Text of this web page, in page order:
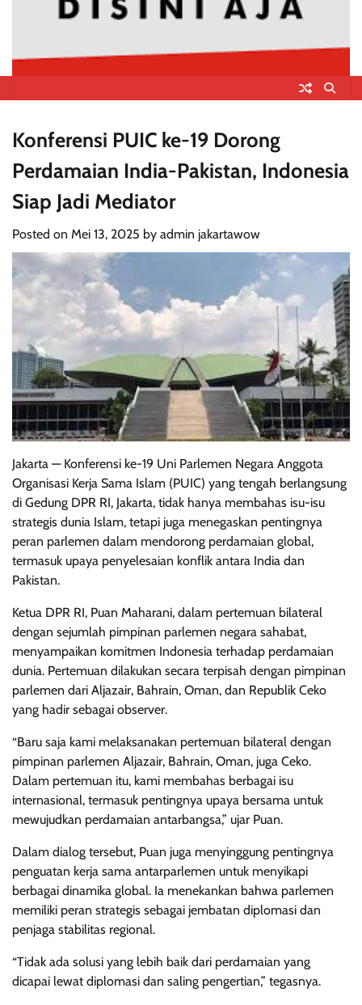
Konferensi PUIC ke-19 Dorong
Perdamaian India-Pakistan, Indonesia
Siap Jadi Mediator
Posted on Mei 13, 2025 by admin jakartawow
Jakarta — Konferensi ke-19 Uni Parlemen Negara Anggota
Organisasi Kerja Sama Islam (PUIC) yang tengah berlangsung
di Gedung DPR RI, Jakarta, tidak hanya membahas isu-isu
strategis dunia Islam, tetapi juga menegaskan pentingnya
peran parlemen dalam mendorong perdamaian global,
termasuk upaya penyelesaian konflik antara India dan
Pakistan.
Ketua DPR RI, Puan Maharani, dalam pertemuan bilateral
dengan sejumlah pimpinan parlemen negara sahabat,
menyampaikan komitmen Indonesia terhadap perdamaian
dunia. Pertemuan dilakukan secara terpisah dengan pimpinan
parlemen dari Aljazair, Bahrain, Oman, dan Republik Ceko
yang hadir sebagai observer.
“Baru saja kami melaksanakan pertemuan bilateral dengan
pimpinan parlemen Aljazair, Bahrain, Oman, juga Ceko.
Dalam pertemuan itu, kami membahas berbagai isu
internasional, termasuk pentingnya upaya bersama untuk
mewujudkan perdamaian antarbangsa,” ujar Puan.
Dalam dialog tersebut, Puan juga menyinggung pentingnya
penguatan kerja sama antarparlemen untuk menyikapi
berbagai dinamika global. Ia menekankan bahwa parlemen
memiliki peran strategis sebagai jembatan diplomasi dan
penjaga stabilitas regional.
“Tidak ada solusi yang lebih baik dari perdamaian yang
dicapai lewat diplomasi dan saling pengertian,” tegasnya.